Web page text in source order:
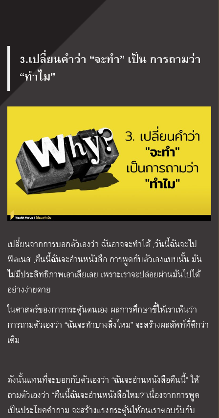
3.เปลี่ยนคำว่า “จะทำ” เป็น การถามว่า
“ทำไม”
เปลี่ยนจากการบอกตัวเองว่า ฉันอาจจะทำได้ ,วันนี้ฉันจะไป
ฟิตเนส ,คืนนี้ฉันจะอ่านหนังสือ การพูดกับตัวเองแบบนั้น มัน
ไม่มีประสิทธิภาพเอาเสียเลย เพราะเราจะปล่อยผ่านมันไปได้
อย่างง่ายดาย
ในศาสตร์ของการกระตุ้นตนเอง ผลการศึกษาชี้ให้เราเห็นว่า
การถามตัวเองว่า “ฉันจะทำบางสิ่งไหม” จะสร้างผลลัพท์ที่ดีกว่า
เดิม
ดังนั้นแทนที่จะบอกกับตัวเองว่า “ฉันจะอ่านหนังสือคืนนี้” ให้
ถามตัวเองว่า “คืนนี้ฉันจะอ่านหนังสือไหม?”เนื่องจากการพูด
เป็นประโยคคำถาม จะสร้างแรงกระตุ้นให้คนเราตอบรับกับ